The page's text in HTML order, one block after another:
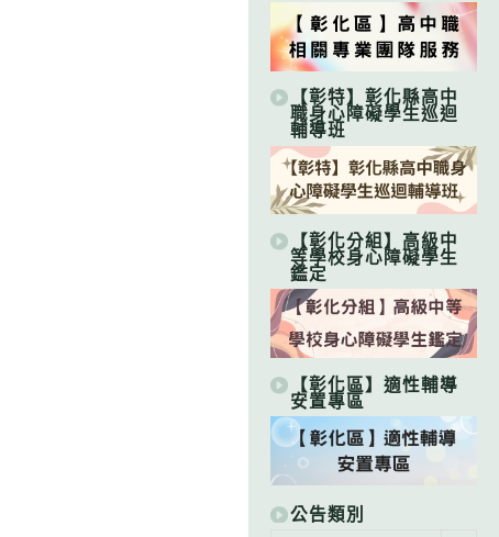
【彰特】彰化縣高中
職身心障礙學生巡迴
輔導班
【彰化分組】高級中
等學校身心障礙學生
鑑定
【彰化區】適性輔導
安置專區
公告類別